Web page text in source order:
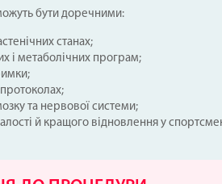
бути доречними:
станах;
і метаболічних програм;
та нервової системи;
й кращого відновлення у